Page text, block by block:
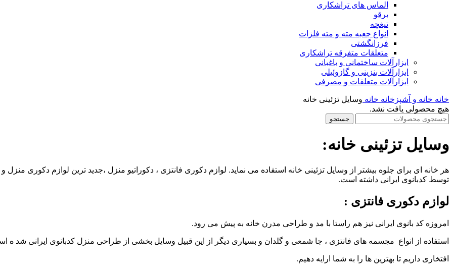
الماس های تراشکاری
برقو
تیغچه
انواع جعبه مته و مته فلزات
فرزانگشتی
متعلقات متفرقه تراشکاری
ابزارآلات ساختمانی و باغبانی
ابزارآلات بنزینی و گازوئیلی
ابزارآلات متعلقات و مصرفی
خانه خانه و آشپزخانه خانه وسایل تزئینی خانه
هیچ محصولی یافت نشد.
جستجو
وسایل تزئینی خانه:
هر خانه ای برای جلوه بیشتر از وسایل تزئینی خانه استفاده می نماید. لوازم دکوری فانتزی ، دکوراتیو منزل ،جدید ترین لوازم دکوری منزل
توسط کدبانوی ایرانی داشته است.
لوازم دکوری فانتزی :
امروزه کد بانوی ایرانی نیز هم راستا با مد و طراحی مدرن خانه به پیش می رود.
استفاده از انواع مجسمه های فانتزی ، جا شمعی و گلدان و بسیاری دیگر از این قبیل وسایل بخشی از طراحی منزل کدبانوی ایرانی شد ه
افتخاری داریم تا بهترین ها را به شما ارایه دهیم.